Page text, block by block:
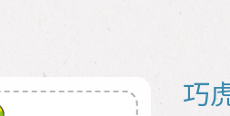
巧